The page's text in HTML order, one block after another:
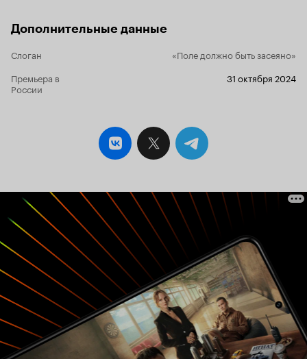
Дополнительные данные
Слоган
«Поле должно быть засеяно»
Премьера в
России
31 октября 2024